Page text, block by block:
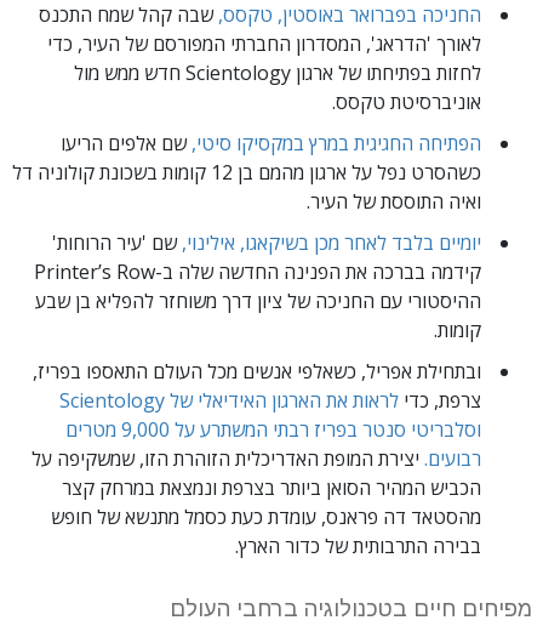
החניכה בפברואר באוסטין, טקסס,שבה קהל שמח התכנס
לאורך 'הדראג', המסדרון החברתי המפורסם של העיר, כדי
לחזות בפתיחתו של ארגון Scientology חדש ממש מול
אוניברסיטת טקסס.
הפתיחה החגיגית במרץ במקסיקו סיטי,שם אלפים הריעו
כשהסרט נפל על ארגון מהמם בן 12 קומות בשכונת קולוניה דל
ואיה התוססת של העיר.
יומיים בלבד לאחר מכן בשיקאגו, אילינוי,שם 'עיר הרוחות'
קידמה בברכה את הפנינה החדשה שלה ב-Printer’s Row
ההיסטורי עם החניכה של ציון דרך משוחזר להפליא בן שבע
קומות.
ובתחילת אפריל, כשאלפי אנשים מכל העולם התאספו בפריז,
צרפת, כדי
לראות את הארגון האידיאלי של Scientology
וסלבריטי סנטר בפריז רבתי המשתרע על 9,000 מטרים
רבועים. יצירת המופת האדריכלית הזוהרת הזו, שמשקיפה על
הכביש המהיר הסואן ביותר בצרפת ונמצאת במרחק קצר
מהסטאד דה פראנס, עומדת כעת כסמל מתנשא של חופש
בבירה התרבותית של כדור הארץ.
מפיחים חיים בטכנולוגיה ברחבי העולם